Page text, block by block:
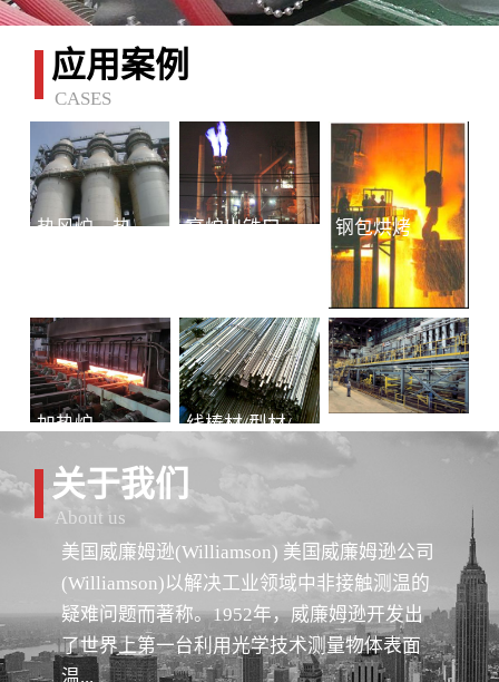
应用案例
CASES
热风炉、热风总管 高炉出铁口铁水连续测温 钢包烘烤
加热炉 线棒材/型材/管材
关于我们
About us
美国威廉姆逊(Williamson) 美国威廉姆逊公司
(Williamson)以解决工业领域中非接触测温的
疑难问题而著称。1952年，威廉姆逊开发出
了世界上第一台利用光学技术测量物体表面
温...